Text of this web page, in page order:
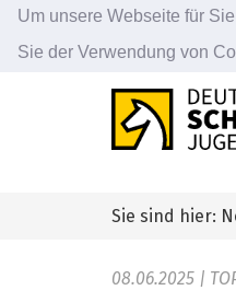
Um unsere Webseite für
Sie der Verwendung von
Sie sind hier:
08.06.2025 |